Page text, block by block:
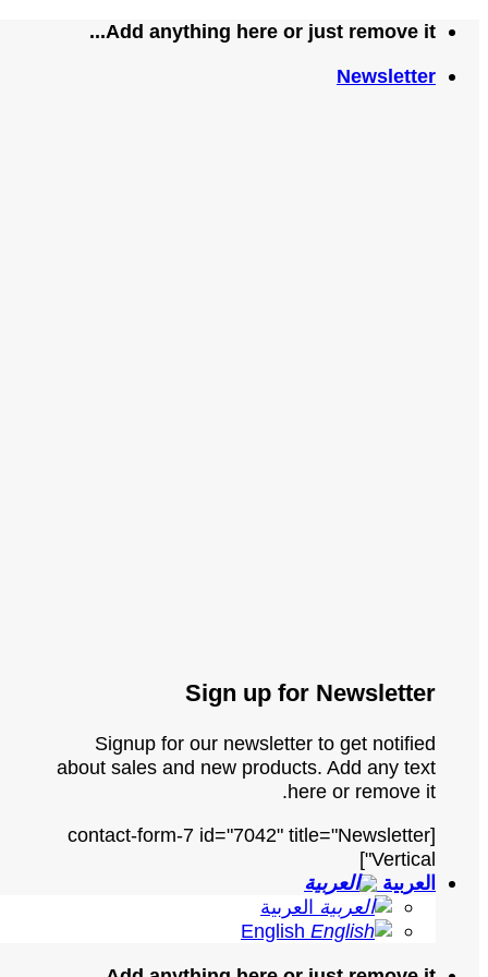
تخطيAdd anything here or just remove it...
Newsletter
Sign up for Newsletter
Signup for our newsletter to get notified
about sales and new products. Add any text
here or remove it.
[contact-form-7 id="7042" title="Newsletter
Vertical"]
العربية
العربية